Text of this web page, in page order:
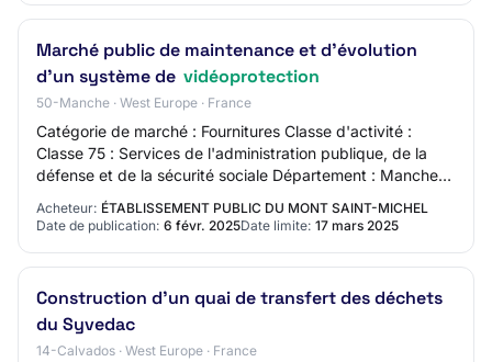
Marché public de maintenance et d’évolution
d’un système de vidéoprotection
50-Manche · West Europe · France
Catégorie de marché : Fournitures Classe d'activité :
Classe 75 : Services de l'administration publique, de la
défense et de la sécurité sociale Département : Manche
(50) Date limite des candidatures…
Acheteur: ÉTABLISSEMENT PUBLIC DU MONT SAINT-MICHEL
Date de publication: 6 févr. 2025Date limite: 17 mars 2025
Construction d'un quai de transfert des déchets
du Syvedac
14-Calvados · West Europe · France